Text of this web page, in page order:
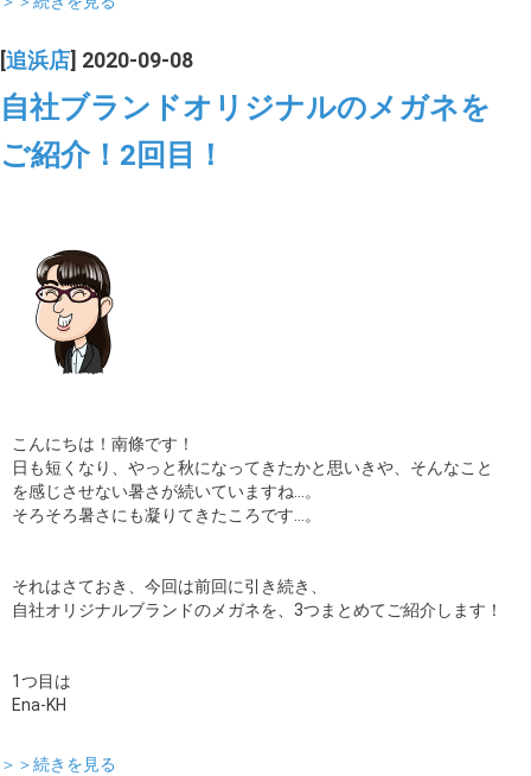
追浜店 ] 2020-09-08
自社ブランドオリジナルのメガネを
ご紹介！2回目！
こんにちは！南條です！
日も短くなり、やっと秋になってきたかと思いきや、そんなこと
を感じさせない暑さが続いていますね…。
そろそろ暑さにも凝りてきたころです…。
それはさておき、今回は前回に引き続き、
自社オリジナルブランドのメガネを、3つまとめてご紹介します！
1つ目は
Ena-KH
＞＞続きを見る